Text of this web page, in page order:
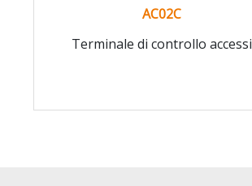
AC02C
Terminale di controllo accessi